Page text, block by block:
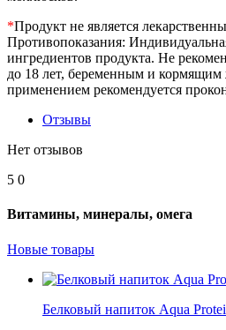
*Продукт не является
Противопоказания:
ингредиентов продукта. Не
до 18 лет, беременным и
применением рекомендуется
Отзывы
Нет отзывов
5 0
Витамины, минералы, омега
Новые товары
Белковый напиток Aqua